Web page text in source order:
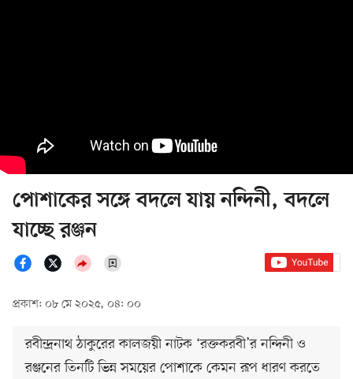
পোশাকের সঙ্গে বদলে যায় নন্দিনী, বদলে
যাচ্ছে রঞ্জন
প্রকাশ: ০৮ মে ২০২৫, ০৪: ০০
রবীন্দ্রনাথ ঠাকুরের কালজয়ী নাটক ‘রক্তকরবী’র নন্দিনী ও
রঞ্জনের তিনটি ভিন্ন সময়ের পোশাকে কেমন রূপ ধারণ করতে